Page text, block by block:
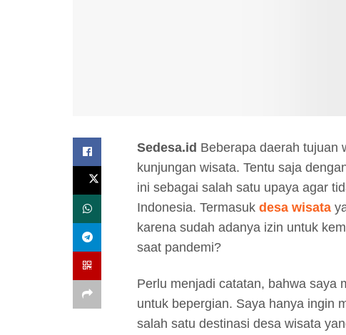
Sedesa.id Beberapa daerah tujuan
kunjungan wisata. Tentu saja
ini sebagai salah satu upaya agar
Indonesia. Termasuk desa wisata
karena sudah adanya izin untuk
saat pandemi?
Perlu menjadi catatan, bahwa saya
untuk bepergian. Saya hanya ingin
salah satu destinasi desa wisata